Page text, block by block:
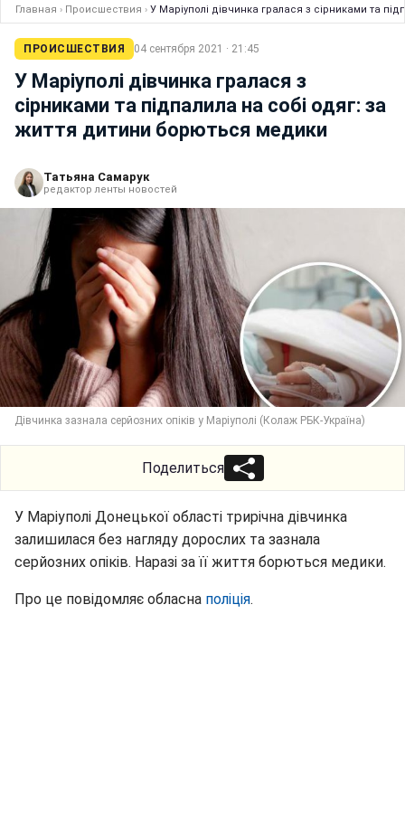
Главная › Происшествия › У Маріуполі дівчинка гралася з сірниками та
ПРОИСШЕСТВИЯ 04 сентября 2021 · 21:45
У Маріуполі дівчинка гралася з
сірниками та підпалила на собі одяг: за
життя дитини борються медики
Татьяна Самарук
редактор ленты новостей
Дівчинка зазнала серйозних опіків у Маріуполі (Колаж РБК-Україна)
Поделиться
У Маріуполі Донецької області трирічна дівчинка
залишилася без нагляду дорослих та зазнала
серйозних опіків. Наразі за її життя борються медики.
Про це повідомляє обласна поліція.